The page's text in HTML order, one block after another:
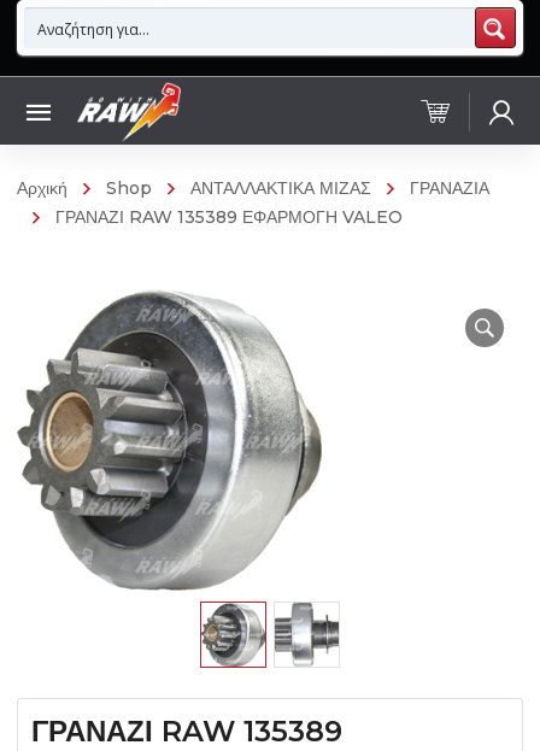
Αρχική Shop ΑΝΤΑΛΛΑΚΤΙΚΑ ΜΙΖΑΣ
ΓΡΑΝΑΖΙΑ
ΓΡΑΝΑΖΙ RAW 135389 ΕΦΑΡΜΟΓΗ VALEO
ΓΡΑΝΑΖΙ RAW 135389